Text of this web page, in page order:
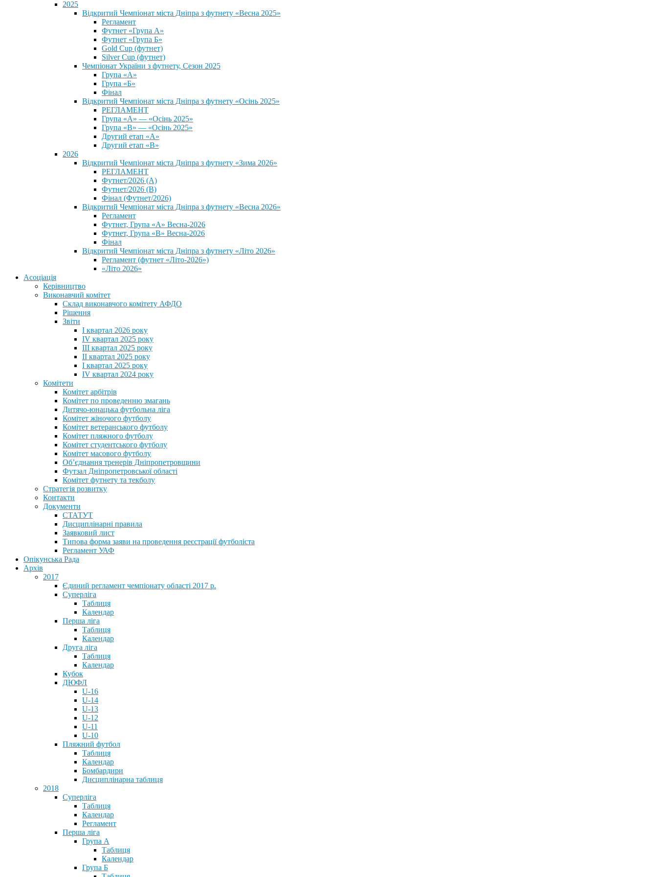
2025
Відкритий Чемпіонат міста Дніпра з футнету «Весна 2025»
Регламент
Футнет «Група А»
Футнет «Група Б»
Gold Cup (футнет)
Silver Cup (футнет)
Чемпіонат України з футнету, Сезон 2025
Група «А»
Група «Б»
Фінал
Відкритий Чемпіонат міста Дніпра з футнету «Осінь 2025»
РЕГЛАМЕНТ
Група «А» — «Осінь 2025»
Група «В» — «Осінь 2025»
Другий етап «А»
Другий етап «В»
2026
Відкритий Чемпіонат міста Дніпра з футнету «Зима 2026»
РЕГЛАМЕНТ
Футнет/2026 (А)
Футнет/2026 (В)
Фінал (Футнет/2026)
Відкритий Чемпіонат міста Дніпра з футнету «Весна 2026»
Регламент
Футнет, Група «А» Весна-2026
Футнет, Група «В» Весна-2026
Фінал
Відкритий Чемпіонат міста Дніпра з футнету «Літо 2026»
Регламент (футнет «Літо-2026»)
«Літо 2026»
Асоціація
Керівництво
Виконавчий комітет
Склад виконавчого комітету АФДО
Рішення
Звіти
I квартал 2026 року
IV квартал 2025 року
III квартал 2025 року
II квартал 2025 року
I квартал 2025 року
IV квартал 2024 року
Комітети
Комітет арбітрів
Комітет по проведенню змагань
Дитячо-юнацька футбольна ліга
Комітет жіночого футболу
Комітет ветеранського футболу
Комітет пляжного футболу
Комітет студентського футболу
Комітет масового футболу
Обʼєднання тренерів Дніпропетровщини
Футзал Дніпропетровської області
Комітет футнету та текболу
Стратегія розвитку
Контакти
Документи
СТАТУТ
Дисциплінарні правила
Заявковий лист
Типова форма заяви на проведення реєстрації футболіста
Регламент УАФ
Опікунська Рада
Архів
2017
Єдиний регламент чемпіонату області 2017 р.
Суперліга
Таблиця
Календар
Перша ліга
Таблиця
Календар
Друга ліга
Таблиця
Календар
Кубок
ДЮФЛ
U-16
U-14
U-13
U-12
U-11
U-10
Пляжний футбол
Таблиця
Календар
Бомбардири
Дисциплінарна таблиця
2018
Суперліга
Таблиця
Календар
Регламент
Перша ліга
Група А
Таблиця
Календар
Група Б